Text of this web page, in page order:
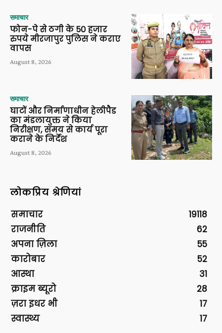
समाचार
फोन-पे से ठगी के 50 हजार
रुपये मीरजापुर पुलिस ने कराए
वापस
August 8, 2026
समाचार
घाटों और निर्माणाधीन हेलीपैड
का मंडलायुक्त ने किया
निरीक्षण, समय से कार्य पूरा
कराने के निर्देश
August 8, 2026
लोकप्रिय श्रेणियां
समाचार
19118
राजनीति
62
अपना ज़िला
55
कारोबार
52
आस्था
31
क्राइम ब्यूरो
28
ज़रा इधर भी
17
स्वास्थ्य
17